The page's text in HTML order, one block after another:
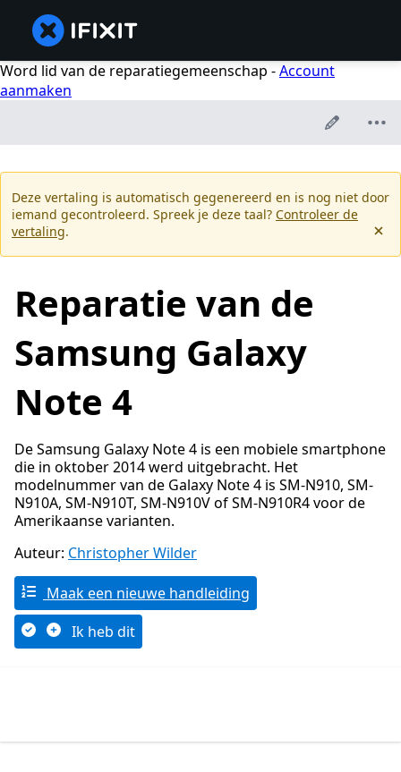
Word lid van de reparatiegemeenschap -Account
aanmaken
Deze vertaling is automatisch gegenereerd en is nog niet door
iemand gecontroleerd. Spreek je deze taal? Controleer de
vertaling.
Reparatie van de
Samsung Galaxy
Note 4
De Samsung Galaxy Note 4 is een mobiele smartphone
die in oktober 2014 werd uitgebracht. Het
modelnummer van de Galaxy Note 4 is SM-N910, SM-
N910A, SM-N910T, SM-N910V of SM-N910R4 voor de
Amerikaanse varianten.
Auteur: Christopher Wilder
Maak een nieuwe handleiding
Ik heb dit